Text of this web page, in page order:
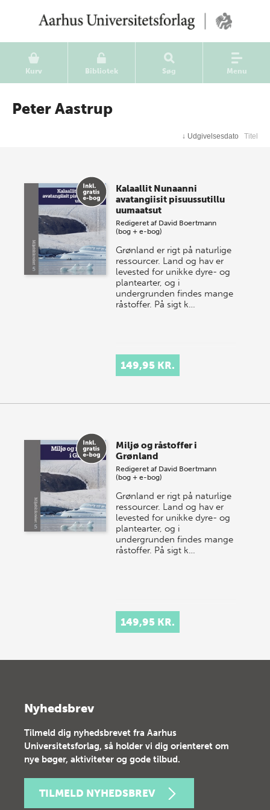
Kurv Bibliotek Søg Menu
Peter Aastrup
↓ Udgivelsesdato Titel
Kalaallit Nunaanni
avatangiisit pisuussutillu
uumaatsut
Redigeret af David Boertmann
(bog + e-bog)
Grønland er rigt på naturlige
ressourcer. Land og hav er
levested for unikke dyre- og
plantearter, og i
undergrunden findes mange
råstoffer. På sigt k…
149,95 KR.
Miljø og råstoffer i
Grønland
Redigeret af David Boertmann
(bog + e-bog)
Grønland er rigt på naturlige
ressourcer. Land og hav er
levested for unikke dyre- og
plantearter, og i
undergrunden findes mange
råstoffer. På sigt k…
149,95 KR.
Nyhedsbrev
Tilmeld dig nyhedsbrevet fra Aarhus
Universitetsforlag, så holder vi dig orienteret om
nye bøger, aktiviteter og gode tilbud.
TILMELD NYHEDSBREV